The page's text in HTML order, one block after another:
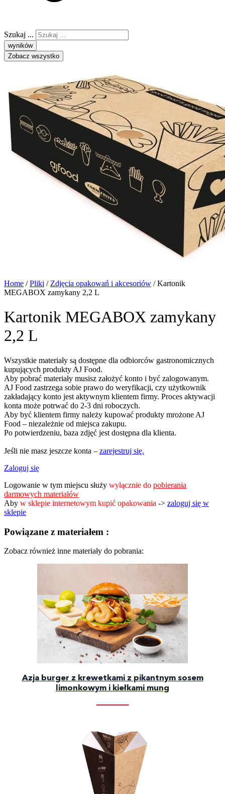
Szukaj ...
wyników
Zobacz wszystko
Home /Pliki / Zdjęcia opakowań i akcesoriów /Kartonik
MEGABOX zamykany 2,2 L
Kartonik MEGABOX zamykany
2,2 L
Wszystkie materiały są dostępne dla odbiorców gastronomicznych
kupujących produkty AJ Food.
Aby pobrać materiały musisz założyć konto i być zalogowanym.
AJ Food zastrzega sobie prawo do weryfikacji, czy użytkownik
zakładający konto jest aktywnym klientem firmy. Proces aktywacji
konta może potrwać do 2-3 dni roboczych.
Aby być klientem firmy należy kupować produkty mrożone AJ
Food – niezależnie od miejsca zakupu.
Po potwierdzeniu, baza zdjęć jest dostępna dla klienta.
Jeśli nie masz jeszcze konta – zarejestruj się.
Zaloguj się
Logowanie w tym miejscu służy wyłącznie do pobierania
darmowych materiałów
Aby w sklepie internetowym kupić opakowania -> zaloguj się w
sklepie
Powiązane z materiałem :
Zobacz również inne materiały do pobrania:
Azja burger z krewetkami z pikantnym sosem
limonkowym i kiełkami mung